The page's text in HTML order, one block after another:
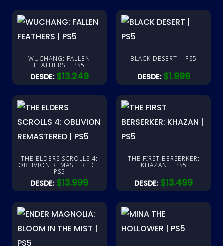
WUCHANG: FALLEN
FEATHERS | PS5
DESDE: $13.249
BLACK DESERT | PS5
DESDE: $1.999
THE ELDERS SCROLLS 4:
OBLIVION REMASTERED |
PS5
DESDE: $13.999
THE FIRST BERSERKER:
KHAZAN | PS5
DESDE: $13.499